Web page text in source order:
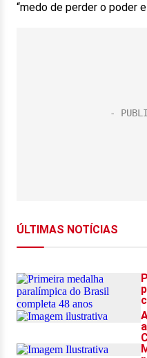
“medo de perder o poder